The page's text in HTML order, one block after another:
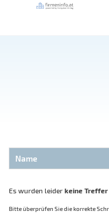
Name
Es wurden leider keine Treffer
Bitte überprüfen Sie die korrekte